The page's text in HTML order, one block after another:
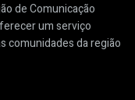
de Comunicação
um serviço
comunidades da região